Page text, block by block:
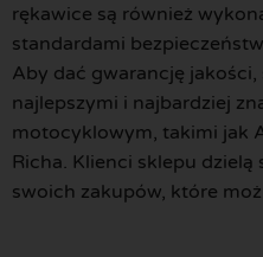
rękawice są również
standardami
Aby dać gwarancję
najlepszymi i najbardziej
motocyklowym, takimi jak
Richa. Klienci sklepu
swoich zakupów, które